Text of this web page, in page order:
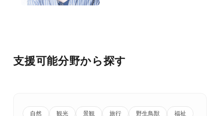
支援可能分野から探す
自然 観光 景観 旅行 野生鳥獣 福祉